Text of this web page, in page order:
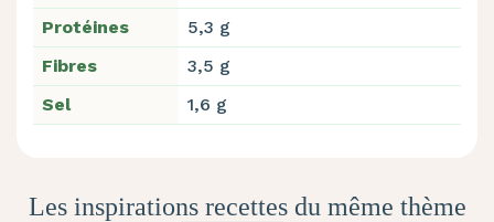
Protéines
5,3 g
Fibres
3,5 g
Sel
1,6 g
Les inspirations recettes du même thème